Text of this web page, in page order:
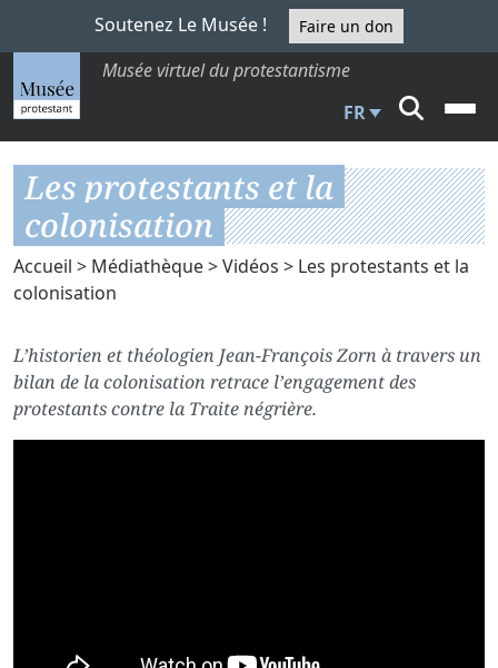
Soutenez Le Musée ! Faire un don
Musée virtuel du protestantisme
FR
Les protestants et la
colonisation
Accueil > Médiathèque>Vidéos > Les protestants et la
colonisation
L’historien et théologien Jean-François Zorn à travers un
bilan de la colonisation retrace l’engagement des
protestants contre la Traite négrière.